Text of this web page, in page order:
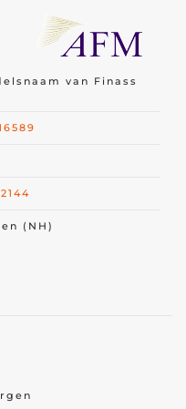
van Finass
(NH)